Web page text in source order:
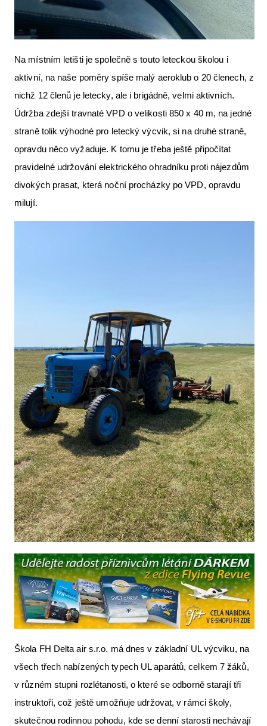
Na místním letišti je společně s touto leteckou školou i
aktivní, na naše poměry spíše malý aeroklub o 20 členech, z
nichž 12 členů je letecky, ale i brigádně, velmi aktivních.
Údržba zdejší travnaté VPD o velikosti 850 x 40 m, na jedné
straně tolik výhodné pro letecký výcvik, si na druhé straně,
opravdu něco vyžaduje. K tomu je třeba ještě připočítat
pravidelné udržování elektrického ohradníku proti nájezdům
divokých prasat, která noční procházky po VPD, opravdu
milují.
Škola FH Delta air s.r.o. má dnes v základní UL výcviku, na
všech třech nabízených typech UL aparátů, celkem 7 žáků,
v různém stupni rozlétanosti, o které se odborně starají tři
instruktoři, což ještě umožňuje udržovat, v rámci školy,
skutečnou rodinnou pohodu, kde se denní starosti nechávají